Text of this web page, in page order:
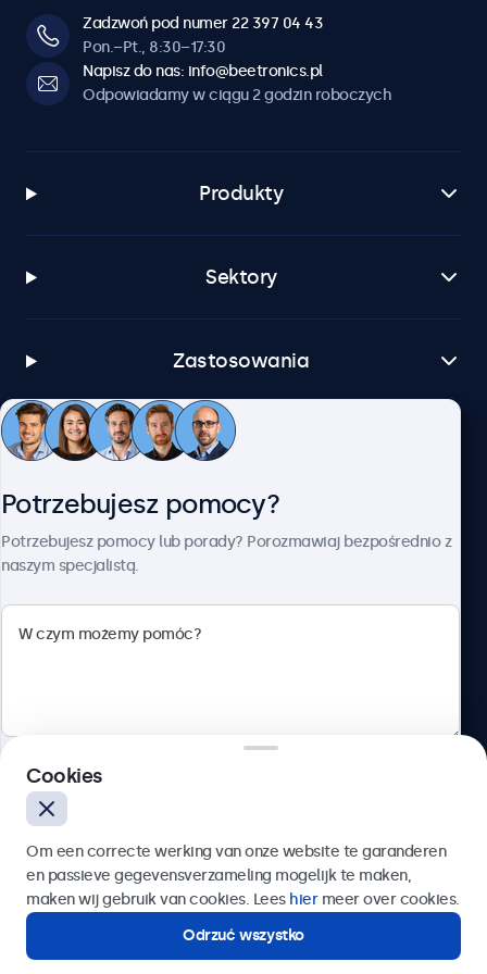
Zadzwoń pod numer 22 397 04 43
Pon.–Pt., 8:30–17:30
Napisz do nas: info@beetronics.pl
Odpowiadamy w ciągu 2 godzin roboczych
Produkty
Sektory
Zastosowania
Obsługa klienta
Polski
Potrzebujesz pomocy?
Potrzebujesz pomocy lub porady? Porozmawiaj bezpośrednio z
naszym specjalistą.
Wyślij
Lub zadzwoń pod numer:22 397 04 43
Potrzebujesz pomocy?
Kontakt ze specjalistą.
Cookies
Om een correcte werking van onze website te garanderen
en passieve gegevensverzameling mogelijk te maken,
maken wij gebruik van cookies. Lees hiermeer over cookies.
Odrzuć wszystko